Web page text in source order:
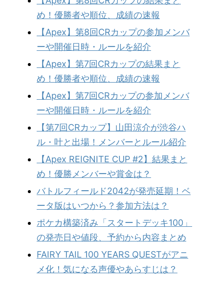
め！優勝者や順位、成績の速報
【Apex】第8回CRカップの参加メンバ
ーや開催日時・ルールを紹介
【Apex】第7回CRカップの結果まと
め！優勝者や順位、成績の速報
【Apex】第7回CRカップの参加メンバ
ーや開催日時・ルールを紹介
【第7回CRカップ】山田涼介が渋谷ハ
ル・叶と出場！メンバーとルール紹介
【Apex REIGNITE CUP #2】結果まと
め！優勝メンバーや賞金は？
バトルフィールド2042が発売延期！ベ
ータ版はいつから？参加方法は？
ポケカ構築済み「スタートデッキ100」
の発売日や値段、予約から内容まとめ
FAIRY TAIL 100 YEARS QUESTがアニ
メ化！気になる声優やあらすじは？